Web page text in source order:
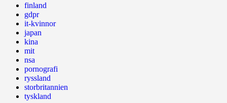
finland
gdpr
it-kvinnor
japan
kina
mit
nsa
pornografi
ryssland
storbritannien
tyskland